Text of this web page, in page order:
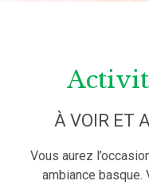
À VOIR ET
Vous aurez
ambiance basque.